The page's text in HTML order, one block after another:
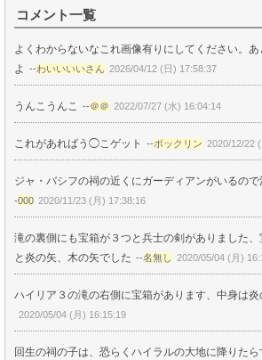
コメント一覧
よくわからないなこれ画像有りにしてください。
よ --わいいいいさん 2026/04/12 (日) 17:58:37
うんこうんこ --＠＠ 2022/07/27 (水) 16:04:14
これがあればう◯こゲット --ボックリン 2020/12/22
ジャ・バシフの祠の近くにガーディアンがいるの
-000 2020/11/23 (月) 17:38:16
滝の裏側にも宝箱が３つと兵士の剣がありました
と炎の矢、木の矢でした --名無し 2020/05/04 (月)
ハイリア３の滝の右側に宝箱があります、中身は炎
2020/05/04 (月) 16:15:19
回生の祠の子は、恐らくハイラルの大地に降りた